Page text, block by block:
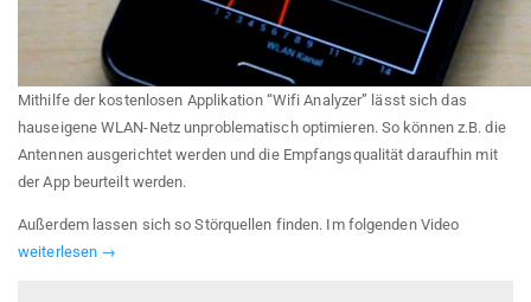
Mithilfe der kostenlosen Applikation “Wifi Analyzer” lässt sich das
hauseigene WLAN-Netz unproblematisch optimieren. So können z.B. die
Antennen ausgerichtet werden und die Empfangsqualität daraufhin mit
der App beurteilt werden.
Außerdem lassen sich so Störquellen finden. Im folgenden Video
weiterlesen →